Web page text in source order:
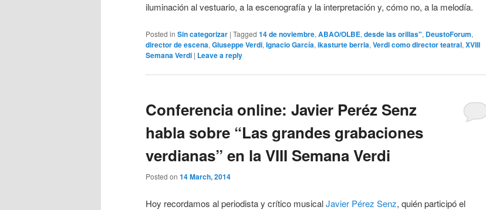
iluminación al vestuario, a la escenografía y la interpretación y, cómo no, a la melodía.
Posted in Sin categorizar | Tagged 14 de noviembre, ABAO/OLBE, desde las orillas", DeustoForum,
director de escena, Giuseppe Verdi, Ignacio García, ikasturte berria, Verdi como director teatral, XVIII
Semana Verdi | Leave a reply
Conferencia online: Javier Peréz Senz
habla sobre “Las grandes grabaciones
verdianas” en la VIII Semana Verdi
Posted on 14 March, 2014
Hoy recordamos al periodista y crítico musicalJavier Pérez Senz, quién participó el